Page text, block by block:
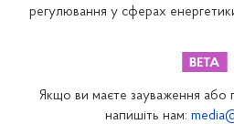
регулювання у сферах
Якщо ви маєте зауваження або
напишіть нам: